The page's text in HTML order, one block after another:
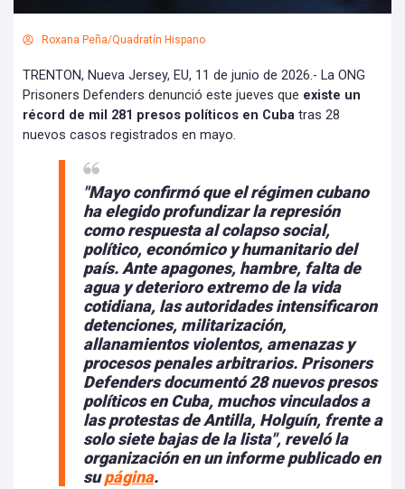
Roxana Peña/Quadratín Hispano
TRENTON, Nueva Jersey, EU, 11 de junio de 2026.- La ONG
Prisoners Defenders denunció este jueves que existe un
récord de mil 281 presos políticos en Cuba tras 28
nuevos casos registrados en mayo.
"Mayo confirmó que el régimen cubano
ha elegido profundizar la represión
como respuesta al colapso social,
político, económico y humanitario del
país. Ante apagones, hambre, falta de
agua y deterioro extremo de la vida
cotidiana, las autoridades intensificaron
detenciones, militarización,
allanamientos violentos, amenazas y
procesos penales arbitrarios. Prisoners
Defenders documentó 28 nuevos presos
políticos en Cuba, muchos vinculados a
las protestas de Antilla, Holguín, frente a
solo siete bajas de la lista", reveló la
organización en un informe publicado en
supágina.